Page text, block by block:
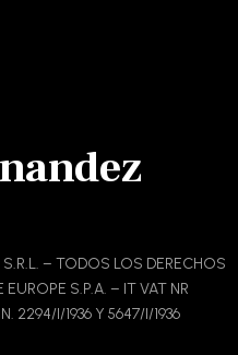
– TODOS LOS DERECHOS
S.P.A. – IT VAT NR
2294/I/1936 Y 5647/I/1936